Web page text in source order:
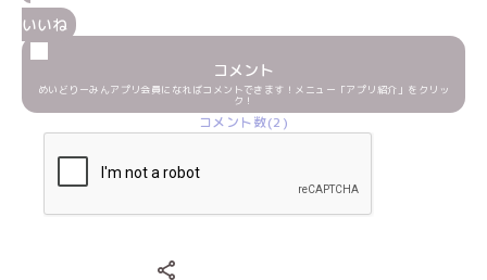
いいね
コメント
めいどりーみんアプリ会員になればコメントできます！メニュー「アプリ紹介」をクリッ
ク！
コメント数(2)